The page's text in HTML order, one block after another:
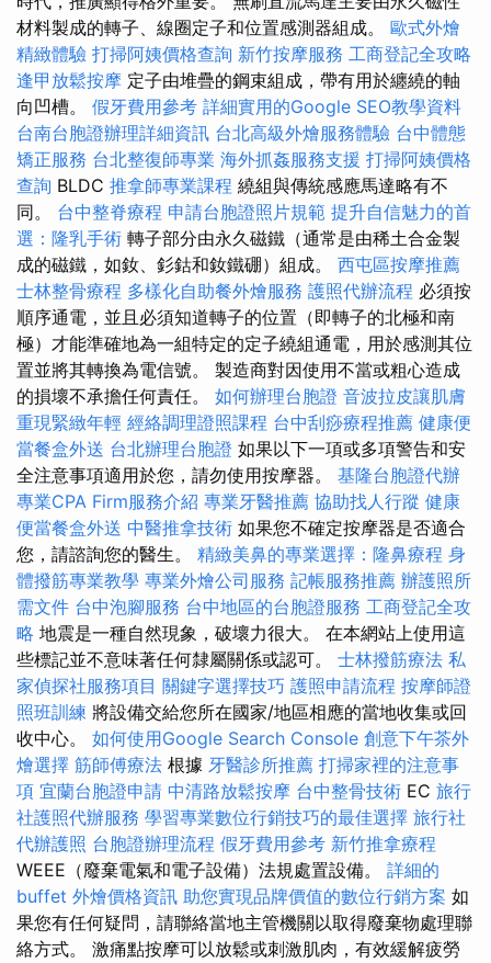
材料製成的轉子、線圈定子和位置感測器組成。 歐式外燴
精緻體驗 打掃阿姨價格查詢 新竹按摩服務 工商登記全攻略
逢甲放鬆按摩 定子由堆疊的鋼束組成，帶有用於纏繞的軸
向凹槽。 假牙費用參考 詳細實用的Google SEO教學資料
台南台胞證辦理詳細資訊 台北高級外燴服務體驗 台中體態
矯正服務 台北整復師專業 海外抓姦服務支援 打掃阿姨價格
查詢 BLDC 推拿師專業課程 繞組與傳統感應馬達略有不
同。 台中整脊療程 申請台胞證照片規範 提升自信魅力的首
選：隆乳手術 轉子部分由永久磁鐵（通常是由稀土合金製
成的磁鐵，如釹、釤鈷和釹鐵硼）組成。 西屯區按摩推薦
士林整骨療程 多樣化自助餐外燴服務 護照代辦流程 必須按
順序通電，並且必須知道轉子的位置（即轉子的北極和南
極）才能準確地為一組特定的定子繞組通電，用於感測其位
置並將其轉換為電信號。 製造商對因使用不當或粗心造成
的損壞不承擔任何責任。 如何辦理台胞證 音波拉皮讓肌膚
重現緊緻年輕 經絡調理證照課程 台中刮痧療程推薦 健康便
當餐盒外送 台北辦理台胞證 如果以下一項或多項警告和安
全注意事項適用於您，請勿使用按摩器。 基隆台胞證代辦
專業CPA Firm服務介紹 專業牙醫推薦 協助找人行蹤 健康
便當餐盒外送 中醫推拿技術 如果您不確定按摩器是否適合
您，請諮詢您的醫生。 精緻美鼻的專業選擇：隆鼻療程 身
體撥筋專業教學 專業外燴公司服務 記帳服務推薦 辦護照所
需文件 台中泡腳服務 台中地區的台胞證服務 工商登記全攻
略 地震是一種自然現象，破壞力很大。 在本網站上使用這
些標記並不意味著任何隸屬關係或認可。 士林撥筋療法 私
家偵探社服務項目 關鍵字選擇技巧 護照申請流程 按摩師證
照班訓練 將設備交給您所在國家/地區相應的當地收集或回
收中心。 如何使用Google Search Console 創意下午茶外
燴選擇 筋師傅療法 根據 牙醫診所推薦 打掃家裡的注意事
項 宜蘭台胞證申請 中清路放鬆按摩 台中整骨技術 EC 旅行
社護照代辦服務 學習專業數位行銷技巧的最佳選擇 旅行社
代辦護照 台胞證辦理流程 假牙費用參考 新竹推拿療程
WEEE（廢棄電氣和電子設備）法規處置設備。 詳細的
buffet 外燴價格資訊 助您實現品牌價值的數位行銷方案 如
果您有任何疑問，請聯絡當地主管機關以取得廢棄物處理聯
絡方式。 激痛點按摩可以放鬆或刺激肌肉，有效緩解疲勞